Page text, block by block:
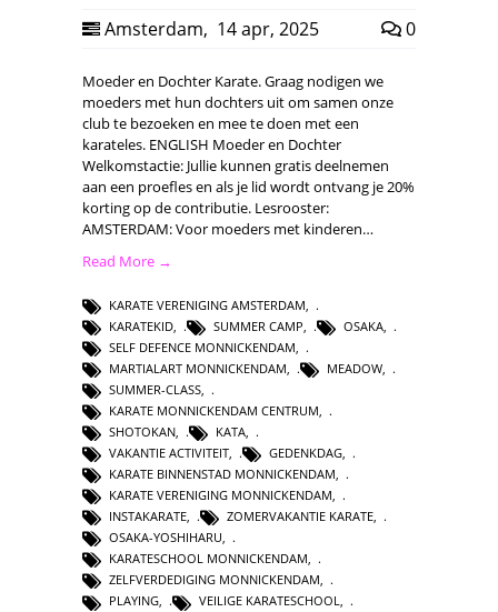
Amsterdam, 14 apr, 2025 0
Moeder en Dochter Karate. Graag nodigen we
moeders met hun dochters uit om samen onze
club te bezoeken en mee te doen met een
karateles. ENGLISH Moeder en Dochter
Welkomstactie: Jullie kunnen gratis deelnemen
aan een proefles en als je lid wordt ontvang je 20%
korting op de contributie. Lesrooster:
AMSTERDAM: Voor moeders met kinderen…
Read More →
KARATE VERENIGING AMSTERDAM
KARATEKID
SUMMER CAMP OSAKA
SELF DEFENCE MONNICKENDAM
MARTIALART MONNICKENDAM
MEADOW
SUMMER-CLASS
KARATE MONNICKENDAM CENTRUM
SHOTOKAN
KATA
VAKANTIE ACTIVITEIT, GEDENKDAG,
KARATE BINNENSTAD MONNICKENDAM,
KARATE VERENIGING MONNICKENDAM,
INSTAKARATE, ZOMERVAKANTIE KARATE,
OSAKA-YOSHIHARU,
KARATESCHOOL MONNICKENDAM,
ZELFVERDEDIGING MONNICKENDAM,
PLAYING, VEILIGE KARATESCHOOL,